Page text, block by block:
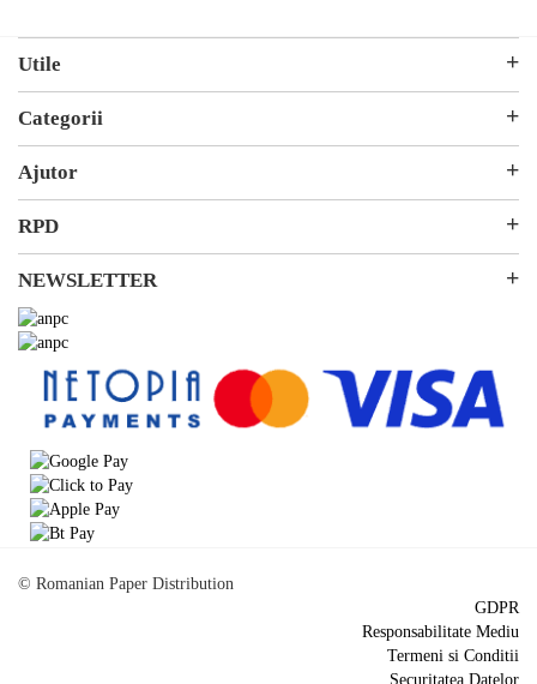
Utile
Parteneri
ANPC
Categorii
Hârtie și Cartoane
Productie Publicitara
Soluții 3D
Ajutor
Contact
Ticket Service
SEAP/SICAP
RPD
Despre noi
Resurse & noutati
Modalitati de Livrare
NEWSLETTER
Abonare
© Romanian Paper Distribution
GDPR
Responsabilitate Mediu
Termeni si Conditii
Securitatea Datelor